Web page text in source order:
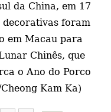
da China, em 17
decorativas foram
em Macau para
Chinês, que
o Ano do Porco
Kam Ka)